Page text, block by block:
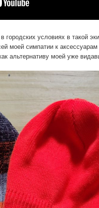
городских условиях в такой
моей симпатии к аксессуарам
альтернативу моей уже